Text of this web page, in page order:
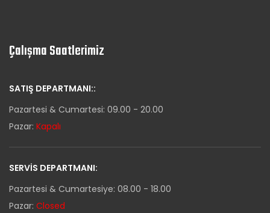
Çalışma Saatlerimiz
SATIŞ DEPARTMANI::
Pazartesi & Cumartesi: 09.00 - 20.00
Pazar: Kapalı
SERVIS DEPARTMANI:
Pazartesi & Cumartesiye: 08.00 - 18.00
Pazar: Closed